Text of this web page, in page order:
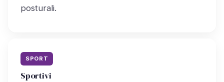
posturali.
SPORT
Sportivi